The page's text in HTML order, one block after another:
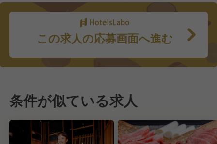
この求人の応募画面へ進む
条件が似ている求人